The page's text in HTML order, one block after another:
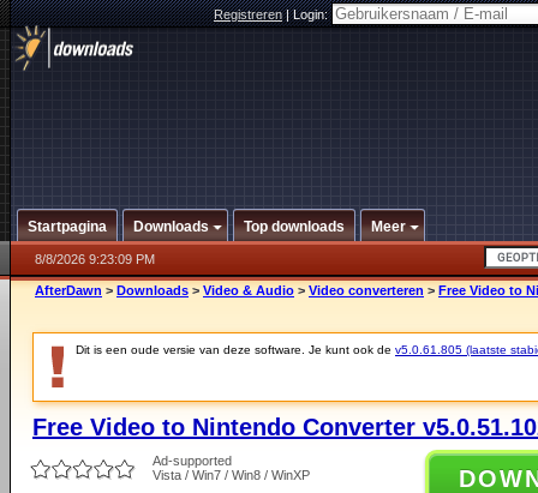
Registreren|Login:
Startpagina Downloads Top downloads Meer
8/8/2026 9:23:09 PM
AfterDawn > Downloads > Video & Audio > Video converteren > Free Video to
Dit is een oude versie van deze software. Je kunt ook de v5.0.61.805 (laatste
Free Video to Nintendo Converter
Ad-supported
Vista / Win7 / Win8 / WinXP